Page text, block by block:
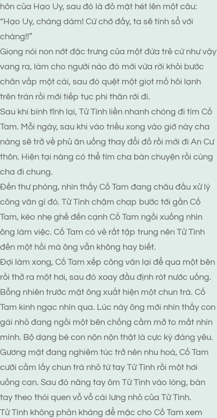
hôn của Hạo Uy, sau đó là đỏ mặt hét lên một câu:
“Hạo Uy, chàng dám! Cứ chờ đấy, ta sẽ tính sổ với
chàng!!”
Giọng nói non nớt đặc trưng của một đứa trẻ cứ như vậy
vang ra, làm cho người nào đó mới vừa rời khỏi bước
chân vấp một cái, sau đó quệt một giọt mồ hôi lạnh
trên trán rồi mới tiếp tục phi thân rời đi.
Sau khi bình tĩnh lại, Tử Tình liền nhanh chóng đi tìm Cố
Tam. Mỗi ngày, sau khi vào triều xong vào giờ này cha
nàng sẽ trở về phủ ăn uống thay đổi đồ rồi mới đi An Cư
thôn. Hiện tại nàng có thể tìm cha bàn chuyện rồi cùng
cha đi chung.
Đến thư phòng, nhìn thấy Cố Tam đang châu đầu xử lý
công văn gì đó. Tử Tình chậm chạp bước tới gần Cố
Tam, kéo nhẹ ghế đến cạnh Cố Tam ngồi xuống nhìn
ông làm việc. Cố Tam có vẻ rất tập trung nên Tử Tình
đến một hồi mà ông vẫn không hay biết.
Đợi làm xong, Cố Tam xếp công văn lại để qua một bên
rồi thở ra một hơi, sau đó xoay đầu định rót nước uống.
Bỗng nhiên trước mặt ông xuất hiện một chun trà. Cố
Tam kinh ngạc nhìn qua. Lúc này ông mới nhìn thấy con
gái nhỏ đang ngồi một bên chống cầm mở to mắt nhìn
mình. Bộ dạng bé con nộn nộn thật là cực kỳ đáng yêu.
Gương mặt đang nghiêm túc trở nên nhu hoà, Cố Tam
cười cầm lấy chun trà nhỏ từ tay Tử Tình rồi một hơi
uống cạn. Sau đó nâng tay ôm Tử Tình vào lòng, bàn
tay theo thói quen vỗ vỗ cái lưng nhỏ của Tử Tình.
Tử Tình không phản kháng để mặc cho Cố Tam xem